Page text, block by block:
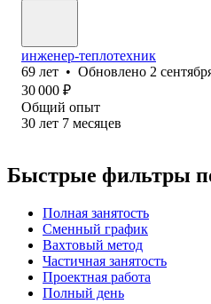
инженер-теплотехник
69 лет • Обновлено 2
30 000 ₽
Общий опыт
30 лет 7 месяцев
Быстрые фильтры
Полная занятость
Сменный график
Вахтовый метод
Частичная занятость
Проектная работа
Полный день